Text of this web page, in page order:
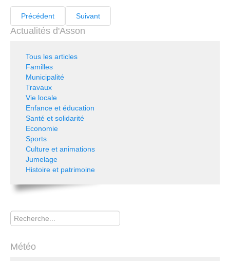
Précédent Suivant
Actualités d'Asson
Tous les articles
Familles
Municipalité
Travaux
Vie locale
Enfance et éducation
Santé et solidarité
Economie
Sports
Culture et animations
Jumelage
Histoire et patrimoine
Rechercher
Météo